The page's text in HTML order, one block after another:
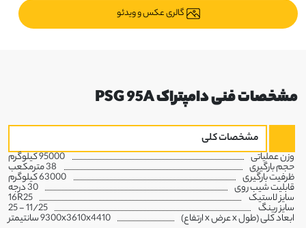
گالری عکس و ویدئو
مشخصات فنی دامپتراک PSG 95A
مشخصات کلی
وزن عملیاتی 95000 کیلوگرم
حجم بارگیری 38 مترمکعب
ظرفیت بارگیری 63000 کیلوگرم
قابلیت شیب روی 30 درجه
سایز لاستیک 16R25
سایز رینگ 11/25 - 25
ابعاد کلی (طول x عرض x ارتفاع) 9300x3610x4410 سانتیمتر